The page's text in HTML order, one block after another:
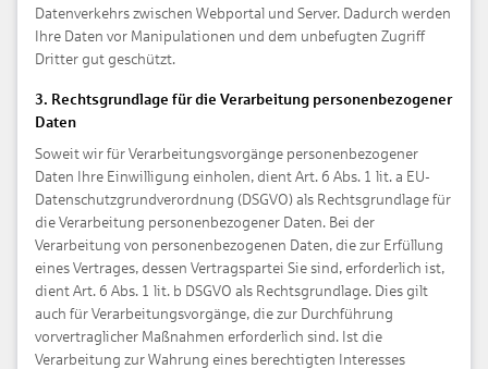
Datenverkehrs zwischen Webportal und Server. Dadurch werden
Ihre Daten vor Manipulationen und dem unbefugten Zugriff
Dritter gut geschützt.
3. Rechtsgrundlage für die Verarbeitung personenbezogener
Daten
Soweit wir für Verarbeitungsvorgänge personenbezogener
Daten Ihre Einwilligung einholen, dient Art. 6 Abs. 1 lit. a EU-
Datenschutzgrundverordnung (DSGVO) als Rechtsgrundlage für
die Verarbeitung personenbezogener Daten. Bei der
Verarbeitung von personenbezogenen Daten, die zur Erfüllung
eines Vertrages, dessen Vertragspartei Sie sind, erforderlich ist,
dient Art. 6 Abs. 1 lit. b DSGVO als Rechtsgrundlage. Dies gilt
auch für Verarbeitungsvorgänge, die zur Durchführung
vorvertraglicher Maßnahmen erforderlich sind. Ist die
Verarbeitung zur Wahrung eines berechtigten Interesses